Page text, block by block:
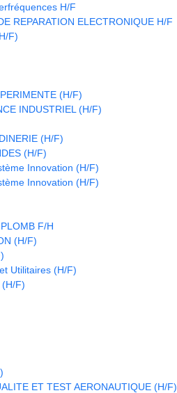
H/F
REPARATION ELECTRONIQUE H/F
F)
(H/F)
INDUSTRIEL (H/F)
(H/F)
(H/F)
Innovation (H/F)
Innovation (H/F)
F/H
(H/F)
Utilitaires (H/F)
F)
ET TEST AERONAUTIQUE (H/F)